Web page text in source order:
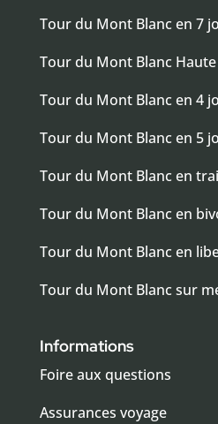
Tour du Mont Blanc en 7
Tour du Mont Blanc
Tour du Mont Blanc en 4
Tour du Mont Blanc en 5
Tour du Mont Blanc en
Tour du Mont Blanc en
Tour du Mont Blanc en
Tour du Mont Blanc sur
Informations
Foire aux questions
Assurances voyage